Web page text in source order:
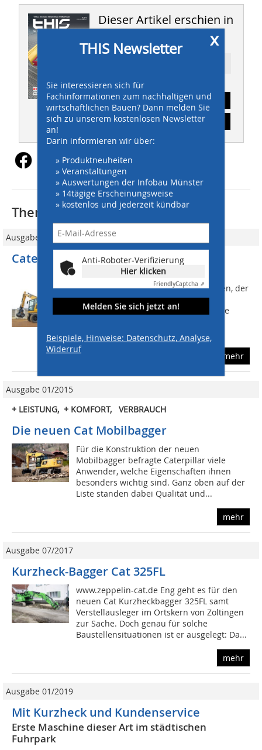
Dieser Artikel erschien in
THIS 08/2016
Abonnement
Inhaltsverzeichnis
x
THIS Newsletter
Sie interessieren sich für
Fachinformationen zum nachhaltigen und
wirtschaftlichen Bauen? Dann melden Sie
sich zu unserem kostenlosen Newsletter
an!
Darin informieren wir über:
» Produktneuheiten
» Veranstaltungen
» Auswertungen der Infobau Münster
» 14tägige Erscheinungsweise
» kostenlos und jederzeit kündbar
Anti-Roboter-Verifizierung
Hier klicken
FriendlyCaptcha ⇗
Melden Sie sich jetzt an!
Beispiele, Hinweise: Datenschutz, Analyse,
Widerruf
Thematisch passende Artikel:
Ausgabe 04/2016
Caterpillar: Kurzheck-Mobilbagger
Auf der BAUMA war erstmals der Cat
Kurzheck-Mobilbagger M315F zu sehen, der
zusammen mit einem M317F die Cat
Mobilbagger der Serie F ergänzt. Beide
unterschiedlichsten...
mehr
Ausgabe 01/2015
+ LEISTUNG, + KOMFORT,  VERBRAUCH
Die neuen Cat Mobilbagger
Für die Konstruktion der neuen
Mobilbagger befragte Caterpillar viele
Anwender, welche Eigenschaften ihnen
besonders wichtig sind. Ganz oben auf der
Liste standen dabei Qualität und...
mehr
Ausgabe 07/2017
Kurzheck-Bagger Cat 325FL
www.zeppelin-cat.de Eng geht es für den
neuen Cat Kurzheckbagger 325FL samt
Verstellausleger im Ortskern von Zoltingen
zur Sache. Doch genau für solche
Baustellensituationen ist er ausgelegt: Da...
mehr
Ausgabe 01/2019
Mit Kurzheck und Kundenservice
Erste Maschine dieser Art im städtischen
Fuhrpark